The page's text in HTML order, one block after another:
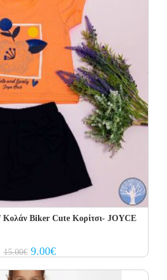
Kολάν Biker Cute Κορίτσι- JOYCE
15.00€ Original
price
15.00€.
9.00€Current
price